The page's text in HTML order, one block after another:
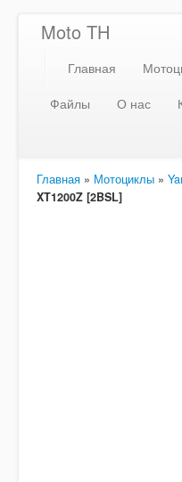
Moto TH
Главная
Файлы
О нас
Главная » Мотоциклы »
XT1200Z [2BSL]